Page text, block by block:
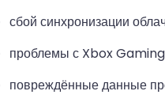
сбой синхронизации
проблемы с Xbox
повреждённые данные